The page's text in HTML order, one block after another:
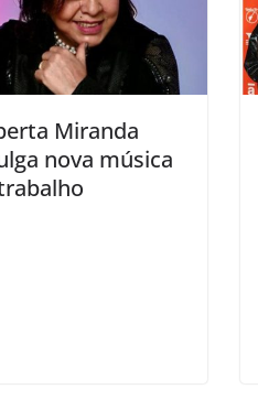
Miranda
nova música